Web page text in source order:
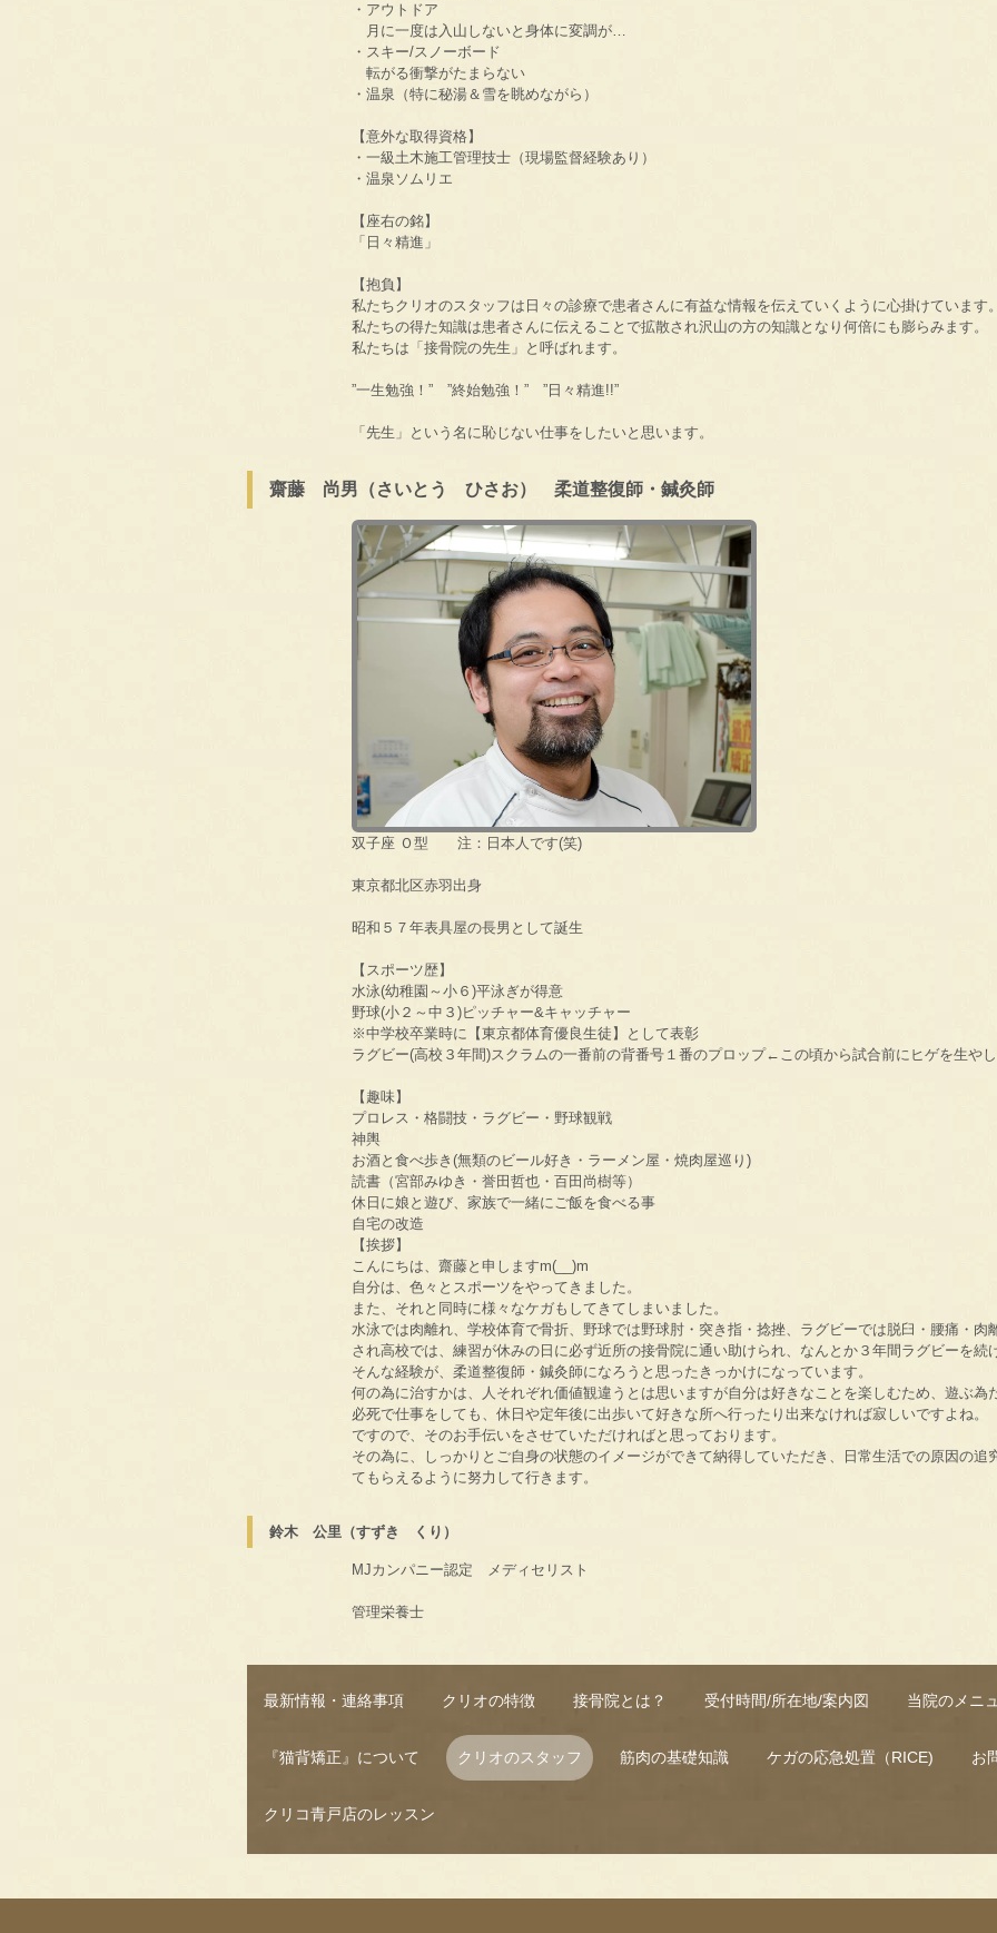
・アウトドア
月に一度は入山しないと身体に変調が…
・スキー/スノーボード
転がる衝撃がたまらない
・温泉（特に秘湯＆雪を眺めながら）
【意外な取得資格】
・一級土木施工管理技士（現場監督経験あり）
・温泉ソムリエ
【座右の銘】
「日々精進」
【抱負】
私たちクリオのスタッフは日々の診療で患者さんに有益な情報を伝えていくように心掛けています
私たちの得た知識は患者さんに伝えることで拡散され沢山の方の知識となり何倍にも膨らみます。
私たちは「接骨院の先生」と呼ばれます。
”一生勉強！” ”終始勉強！” ”日々精進!!”
「先生」という名に恥じない仕事をしたいと思います。
齋藤 尚男（さいとう ひさお） 柔道整復師・鍼灸師
双子座 Ｏ型 注：日本人です(笑)
東京都北区赤羽出身
昭和５７年表具屋の長男として誕生
【スポーツ歴】
水泳(幼稚園～小６)平泳ぎが得意
野球(小２～中３)ピッチャー&キャッチャー
※中学校卒業時に【東京都体育優良生徒】として表彰
ラグビー(高校３年間)スクラムの一番前の背番号１番のプロップ←この頃から試合前にヒゲを生や
【趣味】
プロレス・格闘技・ラグビー・野球観戦
神輿
お酒と食べ歩き(無類のビール好き・ラーメン屋・焼肉屋巡り)
読書（宮部みゆき・誉田哲也・百田尚樹等）
休日に娘と遊び、家族で一緒にご飯を食べる事
自宅の改造
【挨拶】
こんにちは、齋藤と申しますm(__)m
自分は、色々とスポーツをやってきました。
また、それと同時に様々なケガもしてきてしまいました。
水泳では肉離れ、学校体育で骨折、野球では野球肘・突き指・捻挫、ラグビーでは脱臼・腰痛・
され高校では、練習が休みの日に必ず近所の接骨院に通い助けられ、なんとか３年間ラグビーを続
そんな経験が、柔道整復師・鍼灸師になろうと思ったきっかけになっています。
何の為に治すかは、人それぞれ価値観違うとは思いますが自分は好きなことを楽しむため、遊ぶ為
必死で仕事をしても、休日や定年後に出歩いて好きな所へ行ったり出来なければ寂しいですよね。
ですので、そのお手伝いをさせていただければと思っております。
その為に、しっかりとご自身の状態のイメージができて納得していただき、日常生活での原因の
てもらえるように努力して行きます。
鈴木 公里（すずき くり）
MJカンパニー認定 メディセリスト
管理栄養士
最新情報・連絡事項 クリオの特徴 接骨院とは？ 受付時間/所在地/案内図 当院のメニ
『猫背矯正』について クリオのスタッフ 筋肉の基礎知識 ケガの応急処置（RICE) お
クリコ青戸店のレッスン